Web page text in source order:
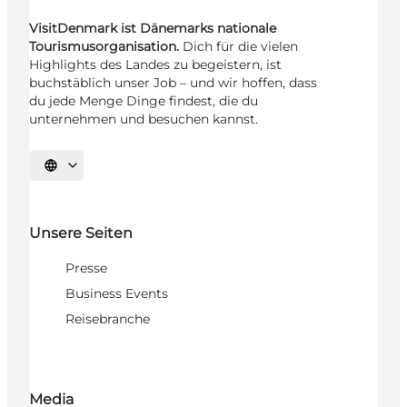
VisitDenmark ist Dänemarks nationale
Tourismusorganisation. Dich für die vielen
Highlights des Landes zu begeistern, ist
buchstäblich unser Job – und wir hoffen, dass
du jede Menge Dinge findest, die du
unternehmen und besuchen kannst.
Sprache auswählen
Unsere Seiten
Presse
Business Events
Reisebranche
Media